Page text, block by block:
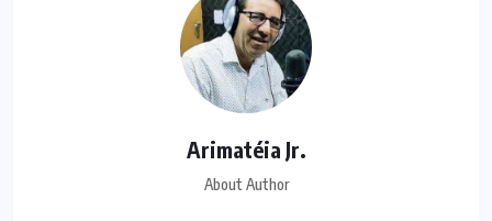
Arimatéia Jr.
About Author